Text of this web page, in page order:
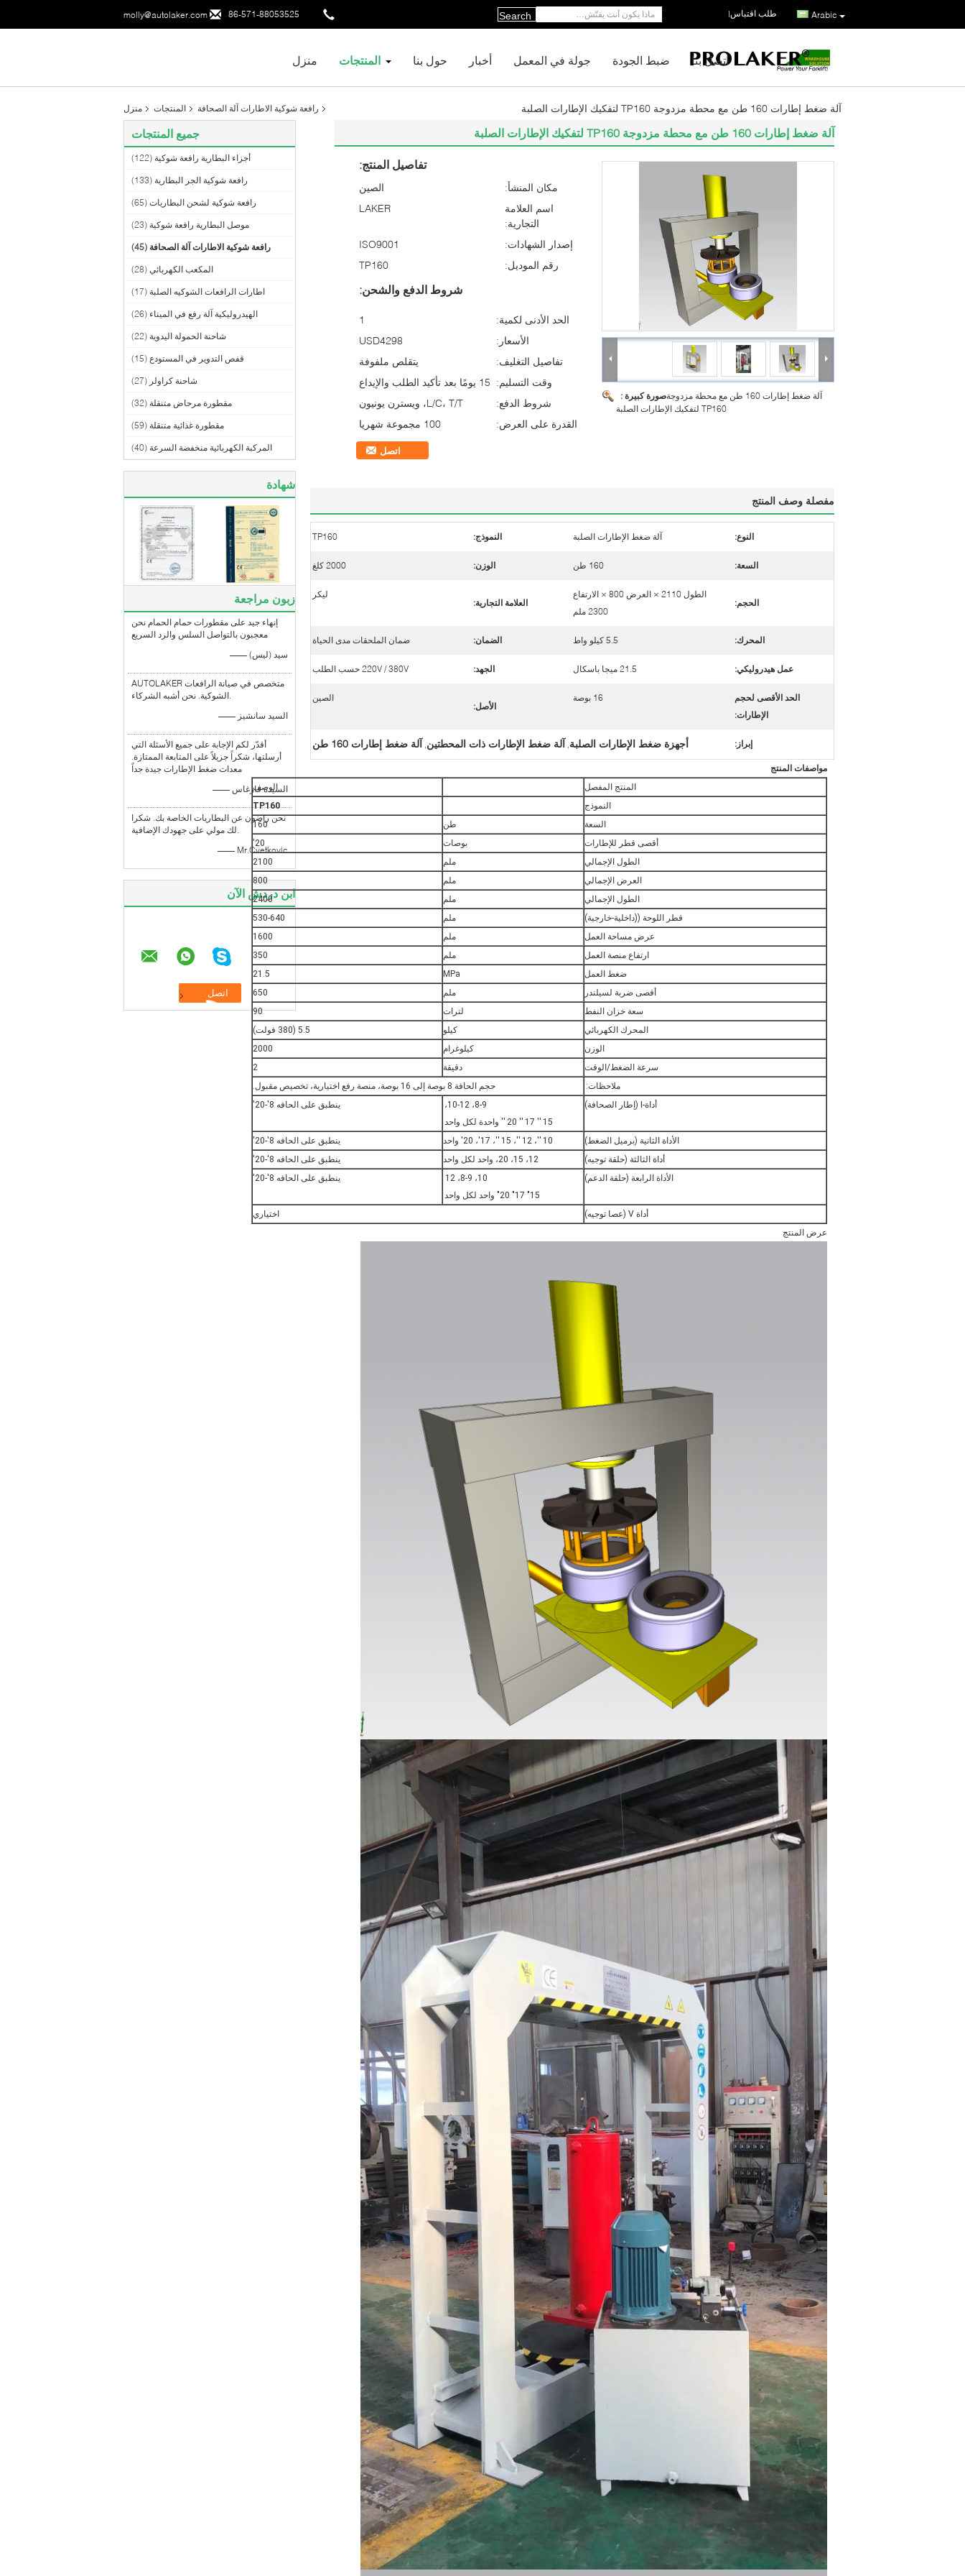
molly@autolaker.com 86-571-88053525 Arabic طلب اقتباس|
Search
منزل المنتجات حول بنا أخبار جولة في المعمل ضبط الجودة اتصل بنا
منزل المنتجات رافعة شوكية الاطارات آلة الصحافة آلة ضغط إطارات 160 طن مع محطة مزدوجة TP160 لتفكيك الإطارات الصلبة
جميع المنتجات
أجزاء البطارية رافعة شوكية (122)
رافعة شوكية الجر البطارية (133)
رافعة شوكية لشحن البطاريات (65)
موصل البطارية رافعة شوكية (23)
رافعة شوكية الاطارات آلة الصحافة (45)
المكعب الكهربائي (28)
اطارات الرافعات الشوكيه الصلبة (17)
الهيدروليكية آلة رفع في الميناء (26)
شاحنة الحمولة اليدوية (22)
قفص التدوير في المستودع (15)
شاحنة كراولر (27)
مقطورة مرحاض متنقلة (32)
مقطورة غذائية متنقلة (59)
المركبة الكهربائية منخفضة السرعة (40)
شهادة
زبون مراجعة
إنهاء جيد على مقطورات حمام الحمام نحن
معجبون بالتواصل السلس والرد السريع
—— سيد (ليس)
AUTOLAKER متخصص في صيانة الرافعات
الشوكية. نحن أشبه الشركاء.
—— السيد سانشيز
أقدّر لكم الإجابة على جميع الأسئلة التي
أرسلتها، شكراً جزيلاً على المتابعة الممتازة.
معدات ضغط الإطارات جيدة جداً
—— السيدة فارغاس
نحن راضون عن البطاريات الخاصة بك. شكرا
لك مولي على جهودك الإضافية.
—— Mr.Cvetkovic
ابن دردش الآن
آلة ضغط إطارات 160 طن مع محطة مزدوجة TP160 لتفكيك الإطارات الصلبة
صورة كبيرة :آلة ضغط إطارات 160 طن مع محطة مزدوجة
TP160 لتفكيك الإطارات الصلبة
تفاصيل المنتج:
مكان المنشأ:
الصين
اسم العلامة
التجارية:
LAKER
إصدار الشهادات:
ISO9001
رقم الموديل:
TP160
شروط الدفع والشحن:
الحد الأدنى لكمية:
1
الأسعار:
USD4298
تفاصيل التغليف:
يتقلص ملفوفة
وقت التسليم: 15 يومًا بعد تأكيد الطلب والإيداع
شروط الدفع:
L/C، T/T، ويسترن يونيون
القدرة على العرض:
100 مجموعة شهريا
اتصل
مفصلة وصف المنتج
النوع: آلة ضغط الإطارات الصلبة النموذج: TP160
السعة: 160 طن الوزن: 2000 كلغ
الحجم:
الطول 2110 × العرض 800 × الارتفاع
2300 ملم
العلامة التجارية:
ليكر
المحرك: 5.5 كيلو واط الضمان: ضمان الملحقات مدى الحياة
عمل هيدروليكي: 21.5 ميجا باسكال الجهد: 220V / 380V حسب الطلب
الحد الأقصى لحجم
الإطارات:
16 بوصة
الأصل:
الصين
إبراز: أجهزة ضغط الإطارات الصلبة, آلة ضغط الإطارات ذات المحطتين, آلة ضغط إطارات 160 طن
مواصفات المنتج
المنتج المفصل
الوصف
النموذج
TP160
السعة
طن
160
أقصى قطر للإطارات
بوصات
20'
الطول الإجمالي
ملم
2100
العرض الإجمالي
ملم
800
الطول الإجمالي
ملم
2400
قطر اللوحة ((داخلية-خارجية)
ملم
530-640
عرض مساحة العمل
ملم
1600
ارتفاع منصة العمل
ملم
350
ضغط العمل
MPa
21.5
أقصى ضربة لسيلندر
ملم
650
سعة خزان النفط
لترات
90
المحرك الكهربائي
كيلو
5.5 (380 فولت)
الوزن
كيلوغرام
2000
سرعة الضغط/الوقت
دقيقة
2
ملاحظات:
حجم الحافة 8 بوصة إلى 16 بوصة، منصة رفع اختيارية، تخصيص مقبول.
أداة-I (إطار الصحافة)
8-9، 10-12،
15 ′′ 17 ′′ 20 ′′ واحدة لكل واحد
ينطبق على الحافه 8'-20'
الأداة الثانية (برميل الضغط) 10 ′′، 12 ′′، 15 ′′، 17'، 20' واحد
ينطبق على الحافه 8'-20'
أداة الثالثة (حلقة توجيه)
12، 15، 20، واحد لكل واحد
ينطبق على الحافه 8'-20'
الأداة الرابعة (حلقة الدعم)
10، 8-9، 12
15" 17" 20" واحد لكل واحد
ينطبق على الحافه 8'-20'
أداة V (عصا توجيه) اختياري
عرض المنتج